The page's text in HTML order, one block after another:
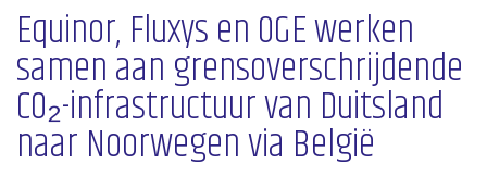
Equinor, Fluxys en OGE werken
samen aan grensoverschrijdende
CO₂-infrastructuur van Duitsland
naar Noorwegen via België